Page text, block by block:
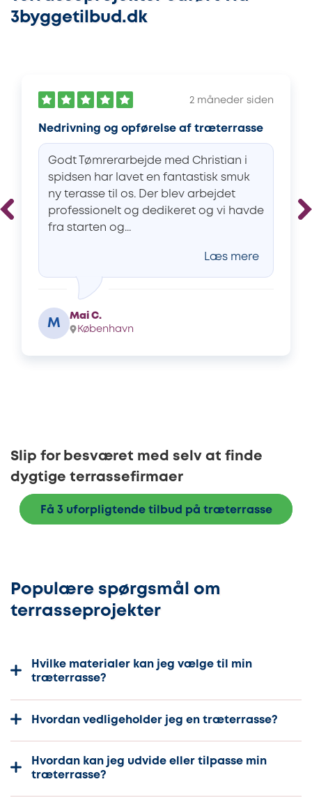
3byggetilbud.dk
2 måneder siden
Nedrivning og opførelse af træterrasse
Godt Tømrerarbejde med Christian i
spidsen har lavet en fantastisk smuk
ny terasse til os. Der blev arbejdet
professionelt og dedikeret og vi havde
fra starten og...
Læs mere
M
Mai C.
København
Slip for besværet med selv at finde
dygtige terrassefirmaer
Få 3 uforpligtende tilbud på træterrasse
Populære spørgsmål om
terrasseprojekter
Hvilke materialer kan jeg vælge til min
træterrasse?
Hvordan vedligeholder jeg en træterrasse?
Hvordan kan jeg udvide eller tilpasse min
træterrasse?